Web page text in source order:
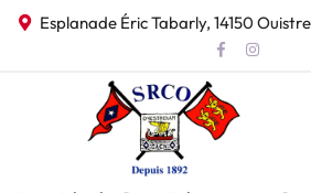
Skip Esplanade Éric Tabarly, 14150